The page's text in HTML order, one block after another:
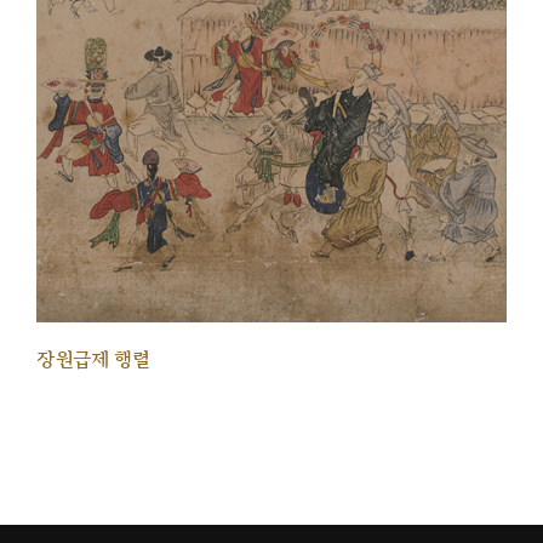
장원급제 행렬